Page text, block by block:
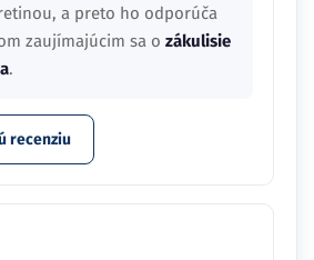
a preto ho odporúča
zaujímajúcim sa o zákulisie
.
recenziu